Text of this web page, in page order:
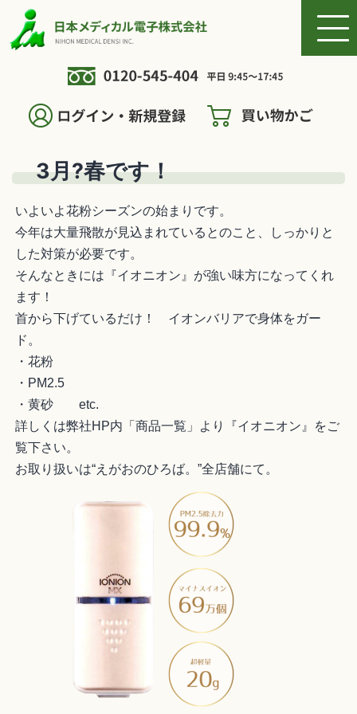
3月?春です！
いよいよ花粉シーズンの始まりです。
今年は大量飛散が見込まれているとのこと、しっかりと
した対策が必要です。
そんなときには『イオニオン』が強い味方になってくれ
ます！
首から下げているだけ！ イオンバリアで身体をガー
ド。
・花粉
・PM2.5
・黄砂 etc.
詳しくは弊社HP内「商品一覧」より『イオニオン』をご
覧下さい。
お取り扱いは“えがおのひろば。”全店舗にて。